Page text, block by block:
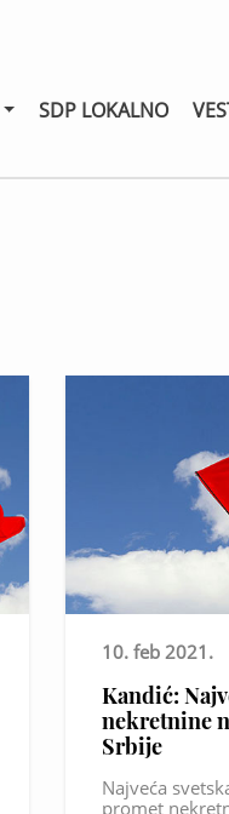
SDP LOKALNO
10. feb 2021.
Kandić:
nekretnine
Srbije
Najveća
promet